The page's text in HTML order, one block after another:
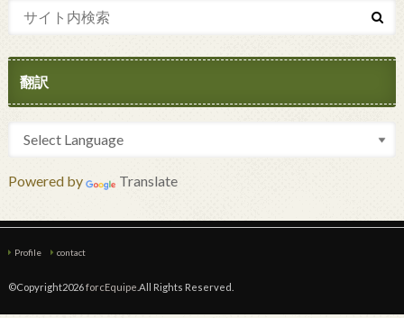
翻訳
Powered by Translate
Profile contact
©Copyright2026forcEquipe .All Rights Reserved.